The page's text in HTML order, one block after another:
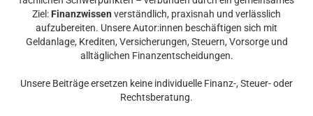
Ziel: Finanzwissen verständlich, praxisnah und verlässlich
aufzubereiten. Unsere Autor:innen beschäftigen sich mit
Geldanlage, Krediten, Versicherungen, Steuern, Vorsorge und
alltäglichen Finanzentscheidungen.
Unsere Beiträge ersetzen keine individuelle Finanz-, Steuer- oder
Rechtsberatung.